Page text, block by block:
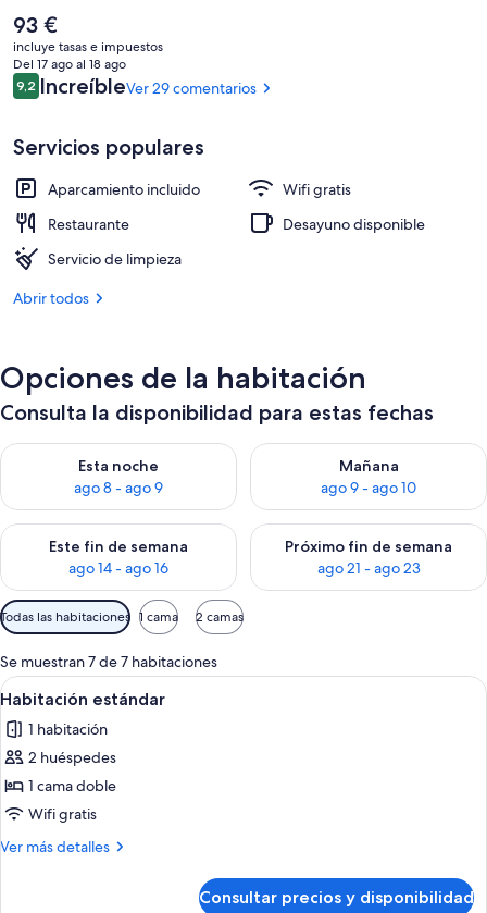
Exterior
El
precio
actual
es
de
93 €
incluye tasas e impuestos
Del 17 ago al 18 ago
Comentarios
9,29,2 de 10
IncreíbleVer 29 comentarios
Servicios populares
Aparcamiento incluido
Wifi gratis
Restaurante
Desayuno disponible
Servicio de limpieza
Abrir todos
Opciones de la habitación
Consulta la disponibilidad para estas fechas
Esta noche
ago 8 - ago 9
Consulta la disponibilidad para esta noche, ago 8 - ago 9
Mañana
ago 9 - ago 10
Consulta la disponibilidad
Este fin de semana
ago 14 - ago 16
Consulta la disponibilidad para este fin de semana, ago 14 -
Próximo fin de semana
ago 21 - ago 23
Consulta la disponibilidad
Filtros
disponibles
para
las
habitaciones
Todas las habitaciones 1 cama 2 camas
Se muestran 7 de 7 habitaciones
Abrir
todas
las
fotos
de
Habitación
estándar
Un dormitorio con cabecera de
1
Habitación estándar
1 habitación
2 huéspedes
1 cama doble
Wifi gratis
Ver más detalles
Más
Consultar precios y disponibilidad